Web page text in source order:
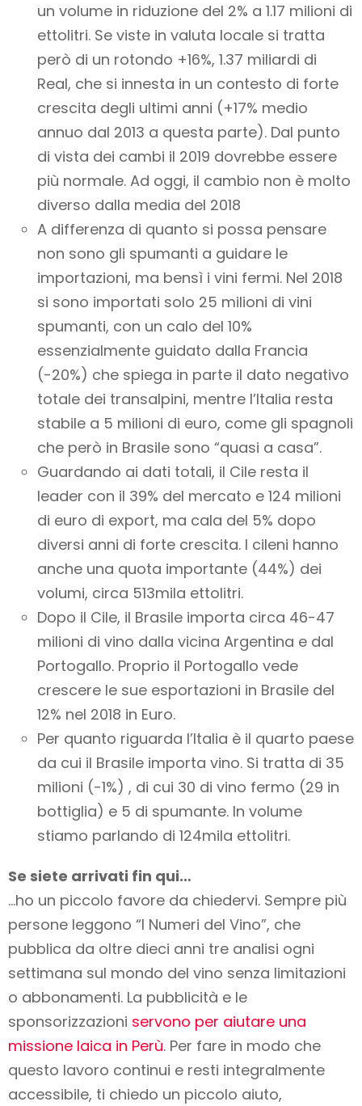
un volume in riduzione del 2% a 1.17 milioni di
ettolitri. Se viste in valuta locale si tratta
però di un rotondo +16%, 1.37 miliardi di
Real, che si innesta in un contesto di forte
crescita degli ultimi anni (+17% medio
annuo dal 2013 a questa parte). Dal punto
di vista dei cambi il 2019 dovrebbe essere
più normale. Ad oggi, il cambio non è molto
diverso dalla media del 2018
A differenza di quanto si possa pensare
non sono gli spumanti a guidare le
importazioni, ma bensì i vini fermi. Nel 2018
si sono importati solo 25 milioni di vini
spumanti, con un calo del 10%
essenzialmente guidato dalla Francia
(-20%) che spiega in parte il dato negativo
totale dei transalpini, mentre l’Italia resta
stabile a 5 milioni di euro, come gli spagnoli
che però in Brasile sono “quasi a casa”.
Guardando ai dati totali, il Cile resta il
leader con il 39% del mercato e 124 milioni
di euro di export, ma cala del 5% dopo
diversi anni di forte crescita. I cileni hanno
anche una quota importante (44%) dei
volumi, circa 513mila ettolitri.
Dopo il Cile, il Brasile importa circa 46-47
milioni di vino dalla vicina Argentina e dal
Portogallo. Proprio il Portogallo vede
crescere le sue esportazioni in Brasile del
12% nel 2018 in Euro.
Per quanto riguarda l’Italia è il quarto paese
da cui il Brasile importa vino. Si tratta di 35
milioni (-1%) , di cui 30 di vino fermo (29 in
bottiglia) e 5 di spumante. In volume
stiamo parlando di 124mila ettolitri.
Se siete arrivati fin qui…
…ho un piccolo favore da chiedervi. Sempre più
persone leggono “I Numeri del Vino”, che
pubblica da oltre dieci anni tre analisi ogni
settimana sul mondo del vino senza limitazioni
o abbonamenti. La pubblicità e le
sponsorizzazioni servono per aiutare una
missione laica in Perù. Per fare in modo che
questo lavoro continui e resti integralmente
accessibile, ti chiedo un piccolo aiuto,